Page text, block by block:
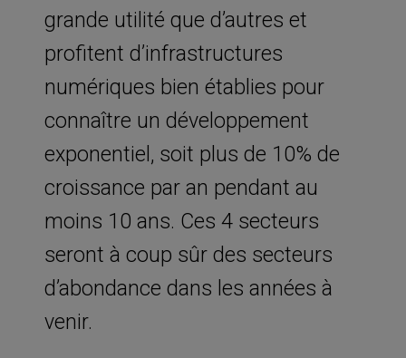
grande utilité que d’autres et
profitent d’infrastructures
numériques bien établies pour
connaître un développement
exponentiel, soit plus de 10% de
croissance par an pendant au
moins 10 ans. Ces 4 secteurs
seront à coup sûr des secteurs
d’abondance dans les années à
venir.